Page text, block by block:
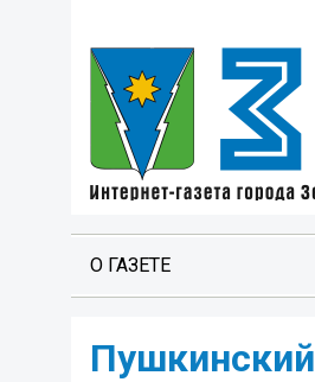
О ГАЗЕТЕ